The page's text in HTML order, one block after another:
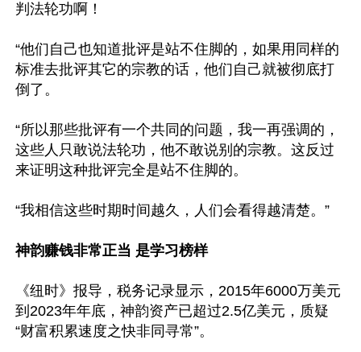
判法轮功啊！
“他们自己也知道批评是站不住脚的，如果用同样的
标准去批评其它的宗教的话，他们自己就被彻底打
倒了。
“所以那些批评有一个共同的问题，我一再强调的，
这些人只敢说法轮功，他不敢说别的宗教。这反过
来证明这种批评完全是站不住脚的。
“我相信这些时期时间越久，人们会看得越清楚。”
神韵赚钱非常正当 是学习榜样
《纽时》报导，税务记录显示，2015年6000万美元
到2023年年底，神韵资产已超过2.5亿美元，质疑
“财富积累速度之快非同寻常”。